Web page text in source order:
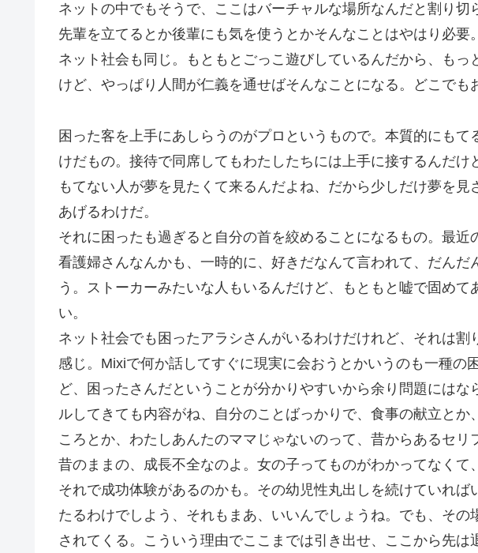
ネットの中でもそうで、ここはバーチャルな場所なんだと割り切
先輩を立てるとか後輩にも気を使うとかそんなことはやはり必要
ネット社会も同じ。もともとごっこ遊びしているんだから、も
けど、やっぱり人間が仁義を通せばそんなことになる。どこでも
困った客を上手にあしらうのがプロというもので。本質的にもて
けだもの。接待で同席してもわたしたちには上手に接するんだけ
もてない人が夢を見たくて来るんだよね、だから少しだけ夢を見
あげるわけだ。
それに困ったも過ぎると自分の首を絞めることになるもの。最近
看護婦さんなんかも、一時的に、好きだなんて言われて、だんだ
う。ストーカーみたいな人もいるんだけど、もともと嘘で固め
い。
ネット社会でも困ったアラシさんがいるわけだけれど、それは割
感じ。Mixiで何か話してすぐに現実に会おうとかいうのも一種の
ど、困ったさんだということが分かりやすいから余り問題には
ルしてきても内容がね、自分のことばっかりで、食事の献立とか
ころとか、わたしあんたのママじゃないのって、昔からあるセリ
昔のままの、成長不全なのよ。女の子ってものがわかってなくて
それで成功体験があるのかも。その幼児性丸出しを続けていれば
たるわけでしよう、それもまあ、いいんでしょうね。でも、そ
されてくる。こういう理由でここまでは引き出せ、ここから先は